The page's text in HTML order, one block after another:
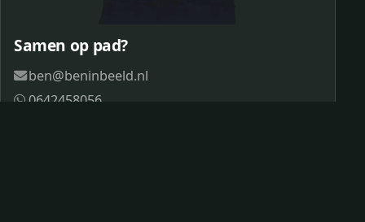
Samen op pad?
ben@beninbeeld.nl
0642458056